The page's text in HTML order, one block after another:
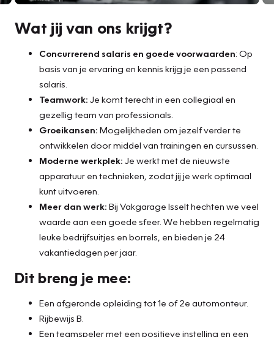
Wat jij van ons krijgt?
Concurrerend salaris en goede voorwaarden: Op
basis van je ervaring en kennis krijg je een passend
salaris.
Teamwork: Je komt terecht in een collegiaal en
gezellig team van professionals.
Groeikansen: Mogelijkheden om jezelf verder te
ontwikkelen door middel van trainingen en cursussen.
Moderne werkplek: Je werkt met de nieuwste
apparatuur en technieken, zodat jij je werk optimaal
kunt uitvoeren.
Meer dan werk: Bij Vakgarage Isselt hechten we veel
waarde aan een goede sfeer. We hebben regelmatig
leuke bedrijfsuitjes en borrels, en bieden je 24
vakantiedagen per jaar.
Dit breng je mee:
Een afgeronde opleiding tot 1e of 2e automonteur.
Rijbewijs B.
Een teamspeler met een positieve instelling en een